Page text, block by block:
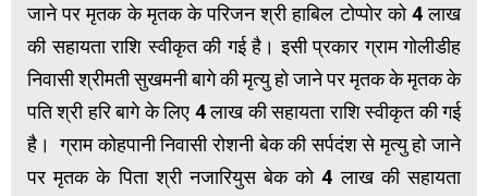
जाने पर मृतक के मृतक के परिजन श्री हाबिल टोप्पोर को 4 लाख
की सहायता राशि स्वीकृत की गई है। इसी प्रकार ग्राम गोलीडीह
निवासी श्रीमती सुखमनी बागे की मृत्यु हो जाने पर मृतक के मृतक के
पति श्री हरि बागे के लिए 4 लाख की सहायता राशि स्वीकृत की गई
है। ग्राम कोहपानी निवासी रोशनी बेक की सर्पदंश से मृत्यु हो जाने
पर मृतक के पिता श्री नजारियुस बेक को 4 लाख की सहायता